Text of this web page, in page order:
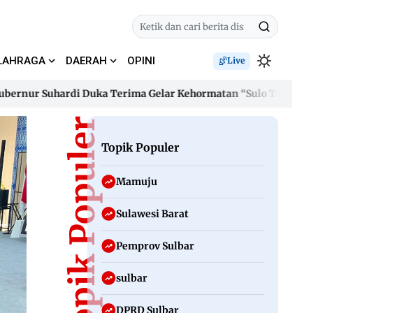
DAERAH OPINI Live
Suhardi Duka Terima Gelar Kehormatan “Sulo Tappidena Balanipa”, Janji
Suhardi Duka Terima Gelar Kehormatan “Sulo Tappidena Balanipa”, Janji
Topik PopulerTopik Populer
Mamuju
Sulawesi Barat
Pemprov Sulbar
sulbar
DPRD Sulbar